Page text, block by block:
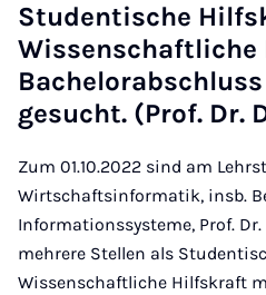
Stu­dentische
ge­sucht. (Prof. Dr.
Zum 01.10.2022 sind am
Wirtschaftsinformatik, insb.
Informationssysteme, Prof.
mehrere Stellen als
Wissenschaftliche Hilfskraft